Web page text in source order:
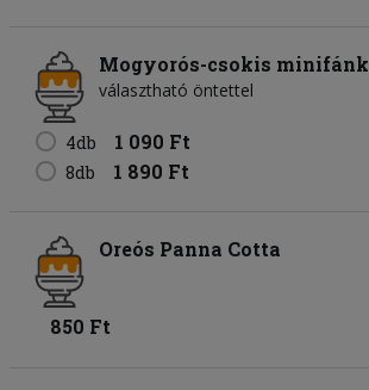
Mogyorós-csokis minifánk
választható öntettel
4db 1 090 Ft
8db 1 890 Ft
Oreós Panna Cotta
850 Ft